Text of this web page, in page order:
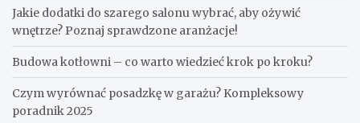
Jakie dodatki do szarego salonu wybrać, aby ożywić
wnętrze? Poznaj sprawdzone aranżacje!
Budowa kotłowni – co warto wiedzieć krok po kroku?
Czym wyrównać posadzkę w garażu? Kompleksowy
poradnik 2025